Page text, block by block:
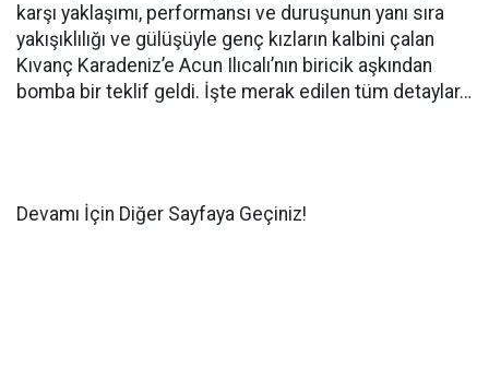
karşı yaklaşımı, performansı ve duruşunun yanı sıra
yakışıklılığı ve gülüşüyle genç kızların kalbini çalan
Kıvanç Karadeniz’e Acun Ilıcalı’nın biricik aşkından
bomba bir teklif geldi. İşte merak edilen tüm detaylar…
Devamı İçin Diğer Sayfaya Geçiniz!